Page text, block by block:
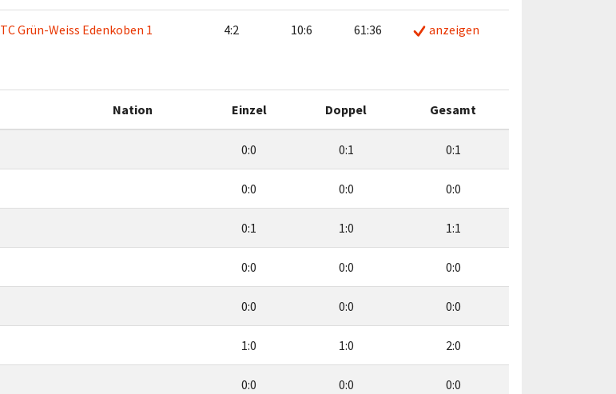
TC Grün-Weiss Edenkoben 1 4:2 10:6 61:36 anzeigen
Nation Einzel Doppel Gesamt
0:0 0:1 0:1
0:0 0:0 0:0
0:1 1:0 1:1
0:0 0:0 0:0
0:0 0:0 0:0
1:0 1:0 2:0
0:0 0:0 0:0